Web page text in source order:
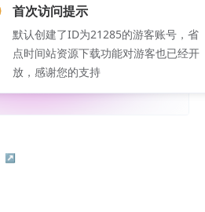
首次访问提示
默认创建了ID为21285的游客账号，省
点时间站资源下载功能对游客也已经开
放，感谢您的支持